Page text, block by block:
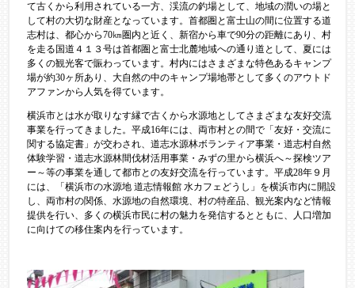
て古くから利用されている一方、渓流の釣場として、地域の潤いの場と
して村の大切な財産となっています。首都圏と富士山の間に位置する道
志村は、都心から70㎞圏内と近く、新宿から車で90分の距離にあり、村
を走る国道４１３号は首都圏と富士北麓地域への通り道として、夏には
多くの観光客で賑わっています。村内にはさまざまな特色あるキャンプ
場が約30ヶ所あり、大自然の中のキャンプ場地帯として多くのアウトド
アファンから人気を得ています。
横浜市とは水が取りなす縁で古くから水源地としてさまざまな友好交流
事業を行ってきました。平成16年には、両市村との間で「友好・交流に
関する協定書」が交わされ、道志水源林ボランティア事業・道志村自然
体験学習・道志水源林間伐材活用事業・みずの里から横浜へ～探検ツア
ー～等の事業を通して都市との友好交流を行っています。平成28年９月
には、「横浜市の水源地 道志情報館 水カフェどうし」を横浜市内に開設
し、両市村の関係、水源地の自然環境、村の特産品、観光案内など情報
提供を行い、多くの横浜市民に村の魅力を発信するとともに、人口増加
に向けての移住案内を行っています。